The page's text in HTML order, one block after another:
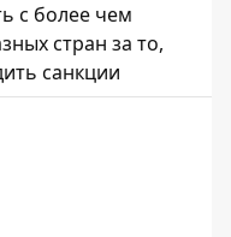
с более чем
стран за то,
санкции